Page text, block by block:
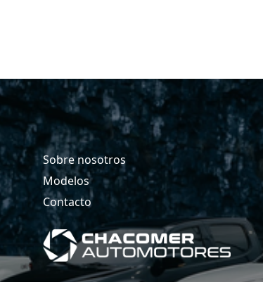
Sobre nosotros
Modelos
Contacto